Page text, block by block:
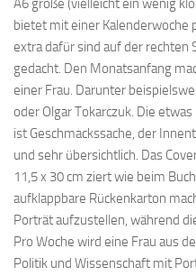
A6 große (vielleicht ein wenig
bietet mit einer Kalenderwoche
extra dafür sind auf der rechten
gedacht. Den Monatsanfang
einer Frau. Darunter
oder Olgar Tokarczuk. Die
ist Geschmackssache, der
und sehr übersichtlich. Das
11,5 x 30 cm ziert wie beim
aufklappbare Rückenkarton
Porträt aufzustellen, während
Pro Woche wird eine Frau aus
Politik und Wissenschaft mit